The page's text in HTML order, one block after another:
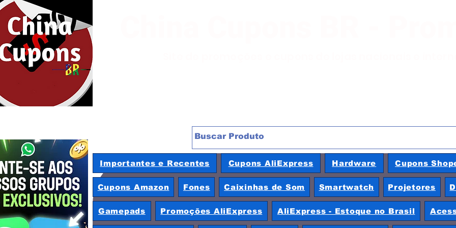
China Cupons BR -
Importantes e Recentes Cupons AliExpress Hardware Cupons
Cupons Amazon Fones Caixinhas de Som Smartwatch Projetores
Gamepads Promoções AliExpress AliExpress - Estoque no Brasil